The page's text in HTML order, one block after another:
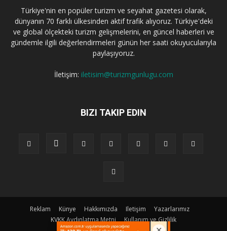
Türkiye'nin en popüler turizm ve seyahat gazetesi olarak,
dünyanın 70 farklı ülkesinden aktif trafik alıyoruz. Türkiye'deki
ve global ölçekteki turizm gelişmelerini, en güncel haberleri ve
gündemle ilgili değerlendirmeleri günün her saati okuyucularıyla
paylaşıyoruz.
İletişim: iletisim@turizmgunlugu.com
BIZI TAKIP EDIN
Reklam Künye Hakkımızda Iletişim
Yazarlarımız
KVKK Aydınlatma Metni
Kullanım ve Gizlilik